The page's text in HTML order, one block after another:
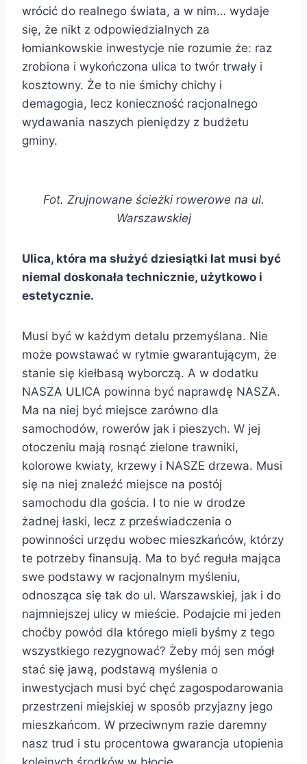
wrócić do realnego świata, a w nim… wydaje
się, że nikt z odpowiedzialnych za
łomiankowskie inwestycje nie rozumie że: raz
zrobiona i wykończona ulica to twór trwały i
kosztowny. Że to nie śmichy chichy i
demagogia, lecz konieczność racjonalnego
wydawania naszych pieniędzy z budżetu
gminy.
Fot. Zrujnowane ścieżki rowerowe na ul.
Warszawskiej
Ulica, która ma służyć dziesiątki lat musi być
niemal doskonała technicznie, użytkowo i
estetycznie.
Musi być w każdym detalu przemyślana. Nie
może powstawać w rytmie gwarantującym, że
stanie się kiełbasą wyborczą. A w dodatku
NASZA ULICA powinna być naprawdę NASZA.
Ma na niej być miejsce zarówno dla
samochodów, rowerów jak i pieszych. W jej
otoczeniu mają rosnąć zielone trawniki,
kolorowe kwiaty, krzewy i NASZE drzewa. Musi
się na niej znaleźć miejsce na postój
samochodu dla gościa. I to nie w drodze
żadnej łaski, lecz z przeświadczenia o
powinności urzędu wobec mieszkańców, którzy
te potrzeby finansują. Ma to być reguła mająca
swe podstawy w racjonalnym myśleniu,
odnosząca się tak do ul. Warszawskiej, jak i do
najmniejszej ulicy w mieście. Podajcie mi jeden
choćby powód dla którego mieli byśmy z tego
wszystkiego rezygnować? Żeby mój sen mógł
stać się jawą, podstawą myślenia o
inwestycjach musi być chęć zagospodarowania
przestrzeni miejskiej w sposób przyjazny jego
mieszkańcom. W przeciwnym razie daremny
nasz trud i stu procentowa gwarancja utopienia